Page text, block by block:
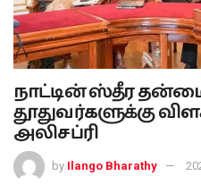
நாட்டின் ஸ்தீர தன்மை
தூதுவர்களுக்கு
அலிசப்ரி
by Ilango Bharathy